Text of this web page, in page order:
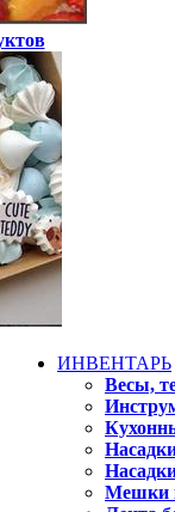
ИНВЕНТАРЬ
Весы,
Мешки